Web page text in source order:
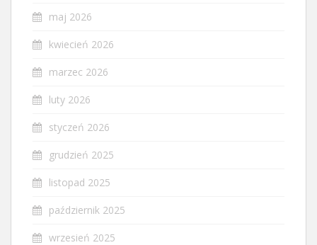
maj 2026
kwiecień 2026
marzec 2026
luty 2026
styczeń 2026
grudzień 2025
listopad 2025
październik 2025
wrzesień 2025